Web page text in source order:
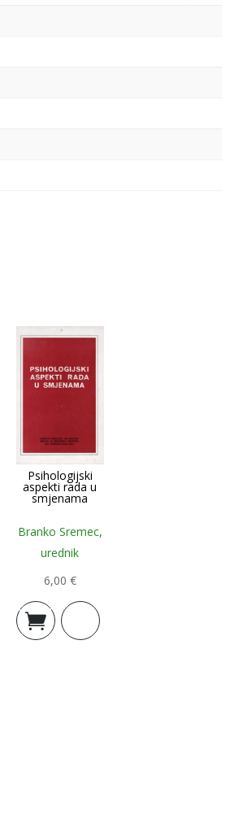
Psihologijski
aspekti rada u
smjenama
Branko Sremec,
urednik
6,00 €
Dodaj u
košaricu